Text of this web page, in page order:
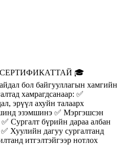
СЕРТИФИКАТТАЙ 🎓
бол байгууллагын хамгийн
хамрагдсанаар: ✅
эрүүл ахуйн талаарх
эзэмшинэ ✅ Мэргэшсэн
Сургалт бүрийн дараа албан
Хуулийн дагуу сургалтанд
итгэлтэйгээр нотлох